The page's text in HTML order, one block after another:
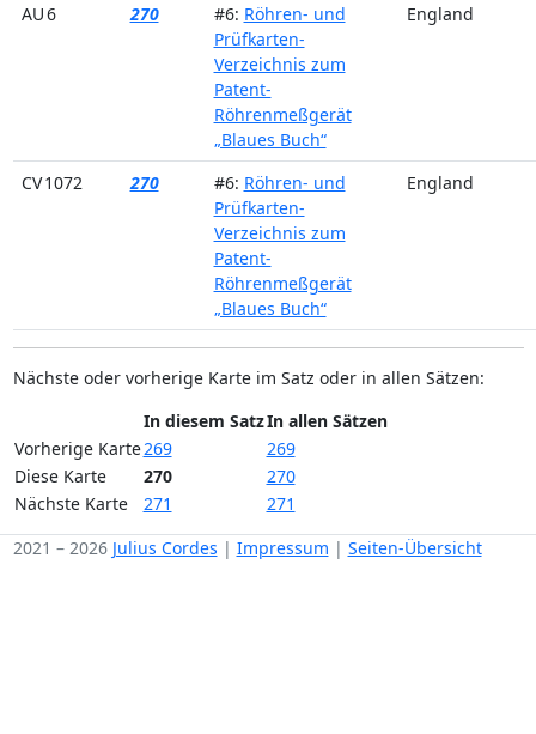
AU 6 270 #6: Röhren- und
Prüfkarten-
Verzeichnis zum
Patent-
Röhrenmeßgerät
„Blaues Buch“
England
CV 1072 270 #6: Röhren- und
Prüfkarten-
Verzeichnis zum
Patent-
Röhrenmeßgerät
„Blaues Buch“
England
Nächste oder vorherige Karte im Satz oder in allen Sätzen:
In diesem SatzIn allen Sätzen
Vorherige Karte269
269
Diese Karte
270
270
Nächste Karte
271
271
2021 – 2026 Julius Cordes | Impressum | Seiten-Übersicht